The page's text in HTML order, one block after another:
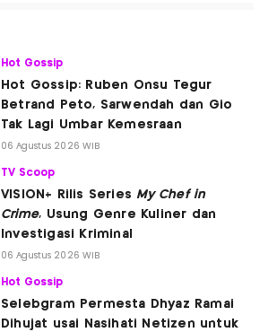
Hot Gossip
Hot Gossip: Ruben Onsu Tegur
Betrand Peto, Sarwendah dan Gio
Tak Lagi Umbar Kemesraan
06 Agustus 2026 WIB
TV Scoop
VISION+ Rilis Series My Chef in
Crime, Usung Genre Kuliner dan
Investigasi Kriminal
06 Agustus 2026 WIB
Hot Gossip
Selebgram Permesta Dhyaz Ramai
Dihujat usai Nasihati Netizen untuk